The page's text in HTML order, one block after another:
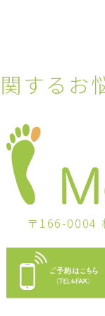
するお
〒166-0004